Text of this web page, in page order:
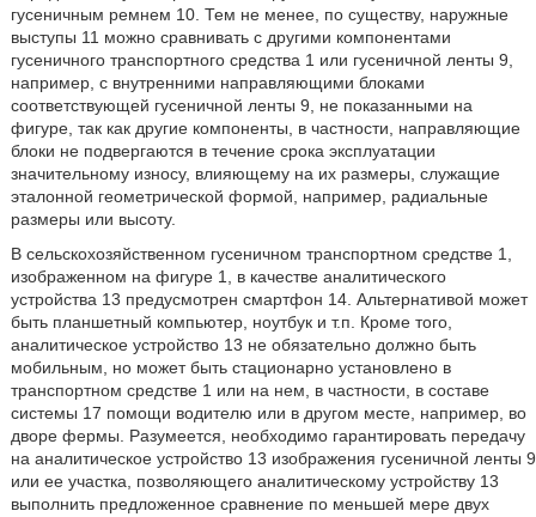
гусеничным ремнем 10. Тем не менее, по существу, наружные
выступы 11 можно сравнивать с другими компонентами
гусеничного транспортного средства 1 или гусеничной ленты 9,
например, с внутренними направляющими блоками
соответствующей гусеничной ленты 9, не показанными на
фигуре, так как другие компоненты, в частности, направляющие
блоки не подвергаются в течение срока эксплуатации
значительному износу, влияющему на их размеры, служащие
эталонной геометрической формой, например, радиальные
размеры или высоту.
В сельскохозяйственном гусеничном транспортном средстве 1,
изображенном на фигуре 1, в качестве аналитического
устройства 13 предусмотрен смартфон 14. Альтернативой может
быть планшетный компьютер, ноутбук и т.п. Кроме того,
аналитическое устройство 13 не обязательно должно быть
мобильным, но может быть стационарно установлено в
транспортном средстве 1 или на нем, в частности, в составе
системы 17 помощи водителю или в другом месте, например, во
дворе фермы. Разумеется, необходимо гарантировать передачу
на аналитическое устройство 13 изображения гусеничной ленты 9
или ее участка, позволяющего аналитическому устройству 13
выполнить предложенное сравнение по меньшей мере двух